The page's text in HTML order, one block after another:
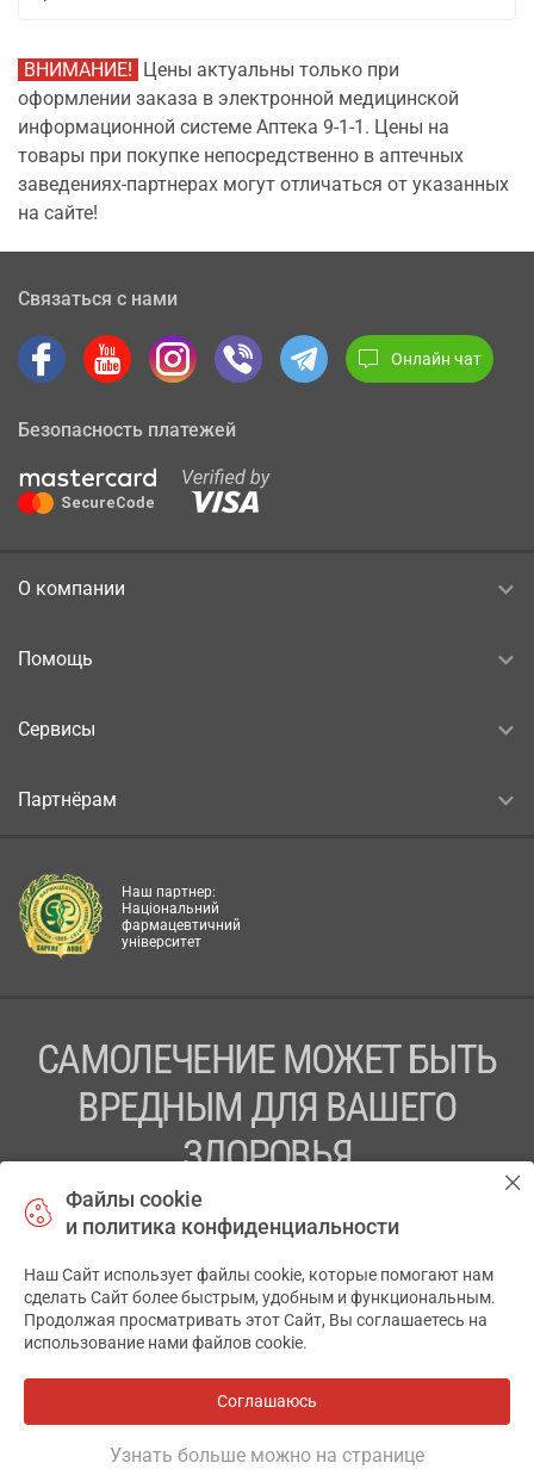
ВНИМАНИЕ! Цены актуальны только при
оформлении заказа в электронной медицинской
информационной системе Аптека 9-1-1. Цены на
товары при покупке непосредственно в аптечных
заведениях-партнерах могут отличаться от указанных
на сайте!
Связаться с нами
Онлайн чат
Безопасность платежей
О компании
Помощь
Сервисы
Партнёрам
Наш партнер:
Національний
фармацевтичний
університет
САМОЛЕЧЕНИЕ МОЖЕТ БЫТЬ
ВРЕДНЫМ ДЛЯ ВАШЕГО
ЗДОРОВЬЯ
ПЕРЕД ПРИМЕНЕНИЕМ ПРЕПАРАТА
ПРОКОНСУЛЬТИРУЙТЕСЬ С ВРАЧОМ
ТОВ «АПТЕКА 911.ЮА» Код ЄДРПОУ 43631965.
Отказ от ответственности
АПТЕКА911.ЮА
Файлы cookie
и политика конфиденциальности
Наш Сайт использует файлы cookie, которые помогают нам
сделать Сайт более быстрым, удобным и функциональным.
Продолжая просматривать этот Сайт, Вы соглашаетесь на
использование нами файлов cookie.
Соглашаюсь
Узнать больше можно на странице
✕